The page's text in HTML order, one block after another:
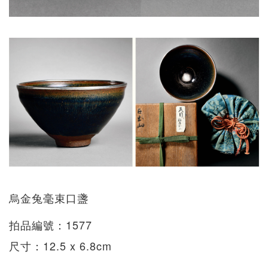
烏金兔毫束口盞
拍品編號：1577
尺寸：12.5 x 6.8cm